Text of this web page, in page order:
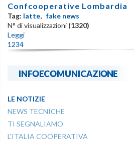
Confcooperative Lombardia
Tag: latte, fake news
N° di visualizzazioni (1320)
Leggi
1 234
INFOECOMUNICAZIONE
LE NOTIZIE
NEWS TECNICHE
TI SEGNALIAMO
L'ITALIA COOPERATIVA